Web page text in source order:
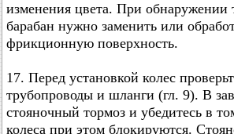
изменения цвета. При обнаружении
барабан нужно заменить или
фрикционную поверхность.
17. Перед установкой колес
трубопроводы и шланги (гл. 9). В
стояночный тормоз и убедитесь в
колеса при этом блокируются.